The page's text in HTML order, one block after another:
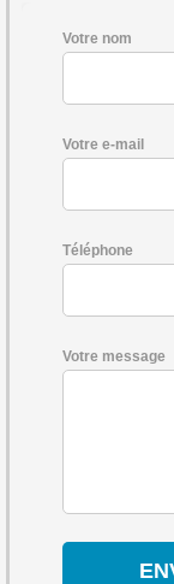
Votre nom
Votre e-mail
Téléphone
Votre message